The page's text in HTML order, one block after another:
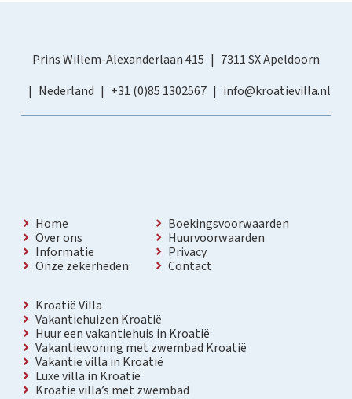
Prins Willem-Alexanderlaan 415
7311 SX Apeldoorn
Nederland
+31 (0)85 1302567 info@kroatievilla.nl
Home
Over ons
Informatie
Onze zekerheden
Boekingsvoorwaarden
Huurvoorwaarden
Privacy
Contact
Kroatië Villa
Vakantiehuizen Kroatië
Huur een vakantiehuis in Kroatië
Vakantiewoning met zwembad Kroatië
Vakantie villa in Kroatië
Luxe villa in Kroatië
Kroatië villa’s met zwembad